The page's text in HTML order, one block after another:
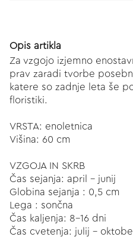
Opis artikla
Za vzgojo izjemno
prav zaradi tvorbe
katere so zadnje leta še
floristiki.
VRSTA: enoletnica
Višina: 60 cm
VZGOJA IN SKRB
Čas sejanja: april - junij
Globina sejanja : 0,5 cm
Lega : sončna
Čas kaljenja: 8-16 dni
Čas cvetenja: julij -